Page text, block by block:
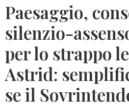
Paesaggio,
silenzio-
per lo strappo
Astrid:
se il